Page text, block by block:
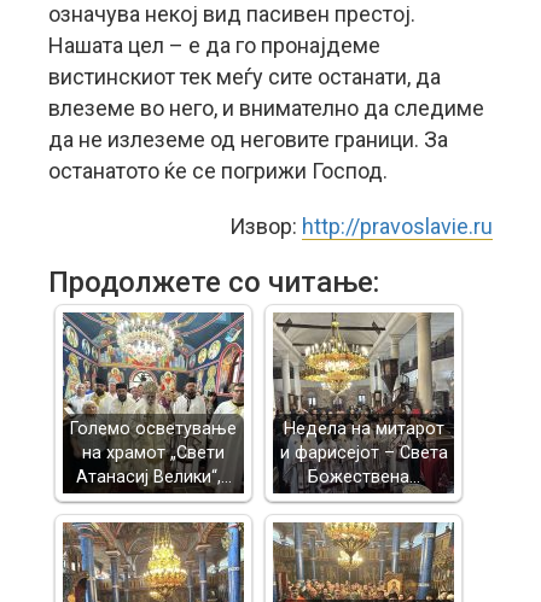
означува некој вид пасивен престој.
Нашата цел – е да го пронајдеме
вистинскиот тек меѓу сите останати, да
влеземе во него, и внимателно да следиме
да не излеземе од неговите граници. За
останатото ќе се погрижи Господ.
Извор: http://pravoslavie.ru
Продолжете со читање:
Големо осветување
на храмот „Свети
Атанасиј Велики“,…
Недела на митарот
и фарисејот – Светa
Божествена…